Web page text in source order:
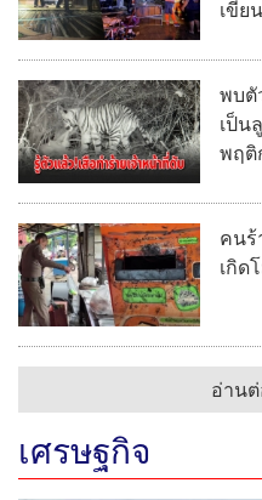
เขีย
พบตั
เป็น
พฤติ
คนร้
เกิด
อ่าน
เศรษฐกิจ